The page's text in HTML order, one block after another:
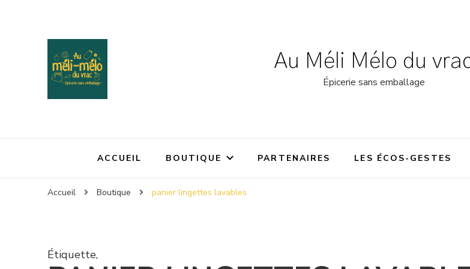
Au Méli Mélo du
Épicerie sans emballage
ACCUEIL BOUTIQUE PARTENAIRES LES ÉCOS-GESTES
Accueil Boutique panier lingettes lavables
Étiquette,